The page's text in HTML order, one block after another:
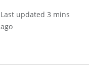
Last updated 3 mins
ago